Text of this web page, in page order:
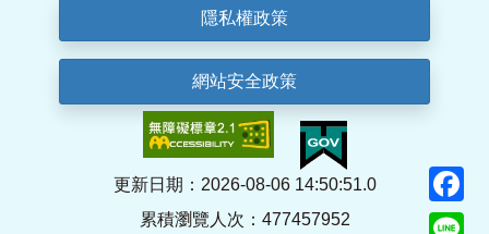
隱私權政策
網站安全政策
更新日期：2026-08-06 14:50:51.0
累積瀏覽人次：477457952